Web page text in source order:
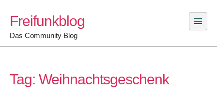
content
Freifunkblog
Das Community Blog
Tag: Weihnachtsgeschenk